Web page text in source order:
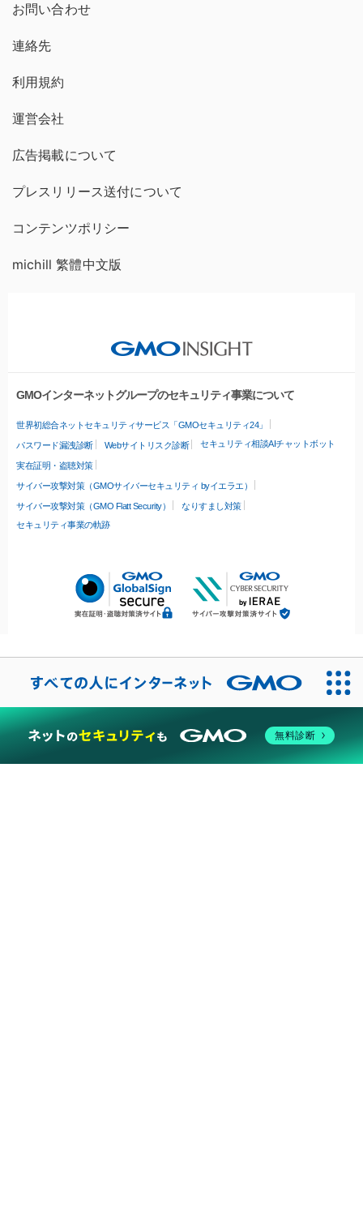
お問い合わせ
連絡先
利用規約
運営会社
広告掲載について
プレスリリース送付について
コンテンツポリシー
michill 繁體中文版
GMOインターネットグループのセキュリティ事業について
世界初総合ネットセキュリティサービス「GMOセキュリティ24」
パスワード漏洩診断 Webサイトリスク診断 セキュリティ相談AIチャットボット
実在証明・盗聴対策
サイバー攻撃対策（GMOサイバーセキュリティ byイエラエ）
サイバー攻撃対策（GMO Flatt Security）
なりすまし対策
セキュリティ事業の軌跡
無料診断